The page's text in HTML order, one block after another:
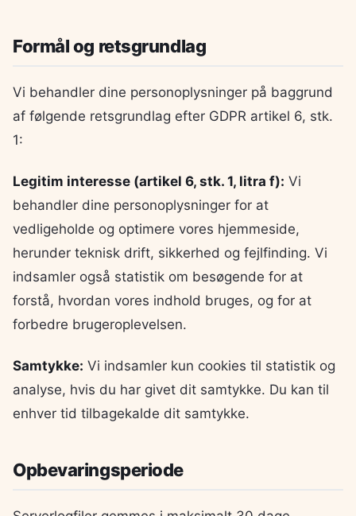
Formål og retsgrundlag
Vi behandler dine personoplysninger på baggrund
af følgende retsgrundlag efter GDPR artikel 6, stk.
1:
Legitim interesse (artikel 6, stk. 1, litra f): Vi
behandler dine personoplysninger for at
vedligeholde og optimere vores hjemmeside,
herunder teknisk drift, sikkerhed og fejlfinding. Vi
indsamler også statistik om besøgende for at
forstå, hvordan vores indhold bruges, og for at
forbedre brugeroplevelsen.
Samtykke: Vi indsamler kun cookies til statistik og
analyse, hvis du har givet dit samtykke. Du kan til
enhver tid tilbagekalde dit samtykke.
Opbevaringsperiode